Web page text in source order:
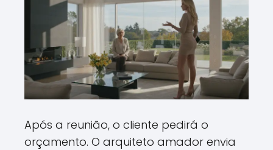
Após a reunião, o cliente pedirá o
orçamento. O arquiteto amador envia